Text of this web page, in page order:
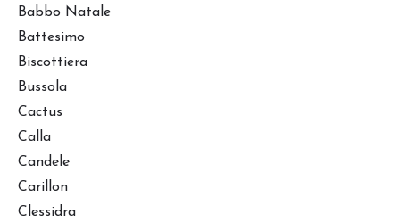
Babbo Natale
Battesimo
Biscottiera
Bussola
Cactus
Calla
Candele
Carillon
Clessidra